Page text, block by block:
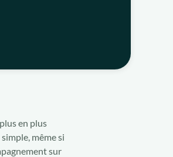
en plus
même si
sur